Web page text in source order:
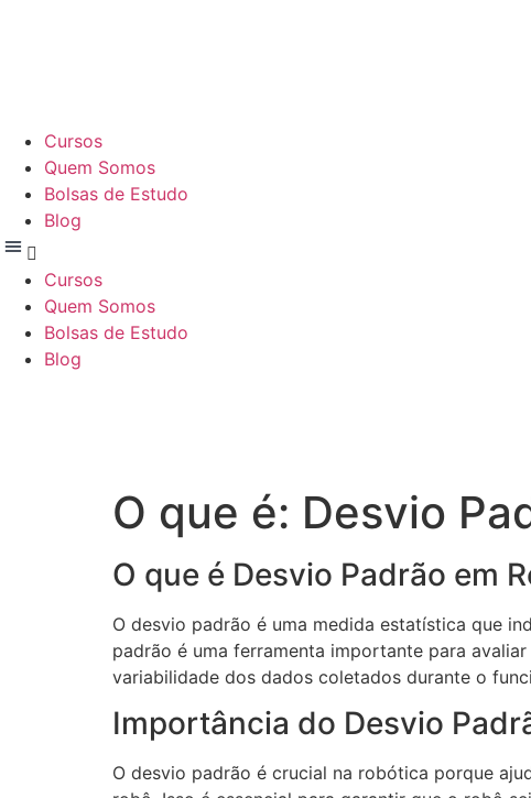
Cursos
Quem Somos
Bolsas de Estudo
Blog
Cursos
Quem Somos
Bolsas de Estudo
Blog
O que é: Desvio
O que é Desvio Padrão em
O desvio padrão é uma medida estatística que
padrão é uma ferramenta importante para
variabilidade dos dados coletados durante o
Importância do Desvio
O desvio padrão é crucial na robótica porque